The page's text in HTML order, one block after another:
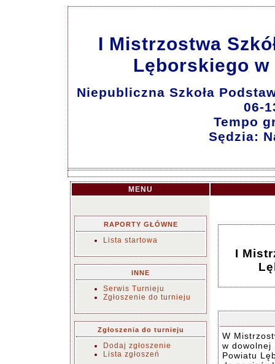
I Mistrzostwa
Lęborskiego
Niepubliczna Szkoła
06-
Tempo
Sędzia:
MENU
RAPORTY GŁÓWNE
Lista startowa
INNE
Serwis Turnieju
Zgłoszenie do turnieju
Zgłoszenia do turnieju
Dodaj zgłoszenie
Lista zgłoszeń
I
W
w dowolnej
Powiatu